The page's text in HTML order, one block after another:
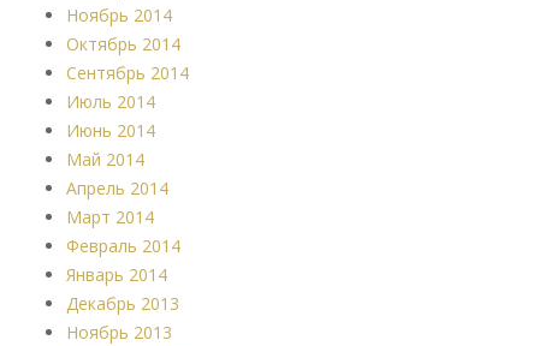
Ноябрь 2014
Октябрь 2014
Сентябрь 2014
Июль 2014
Июнь 2014
Май 2014
Апрель 2014
Март 2014
Февраль 2014
Январь 2014
Декабрь 2013
Ноябрь 2013